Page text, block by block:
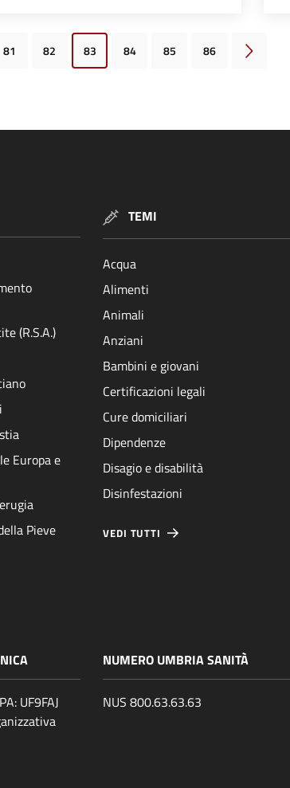
81 82 83 84 85 86 Pagina
(R.S.A.)
Europa e
Pieve
TEMI
Acqua
Alimenti
Animali
Anziani
Bambini e giovani
Certificazioni legali
Cure domiciliari
Dipendenze
Disagio e disabilità
Disinfestazioni
VEDI TUTTI
UF9FAJ
NUMERO UMBRIA SANITÀ
NUS 800.63.63.63